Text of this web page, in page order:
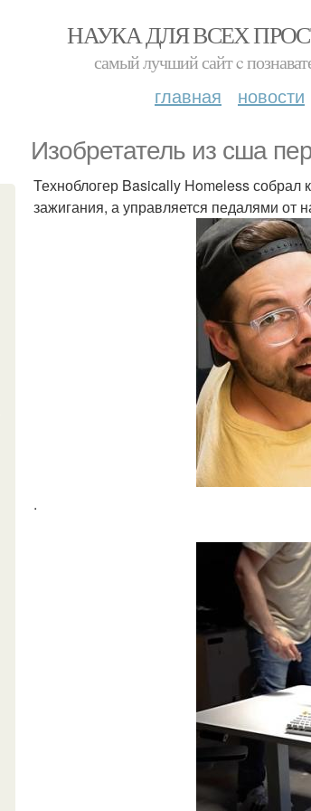
НАУКА ДЛЯ ВСЕХ
самый лучший сайт c
главная новости
Изобретатель из сша
Техноблогер Basically Homeless собрал
зажигания, а управляется педалями от
.